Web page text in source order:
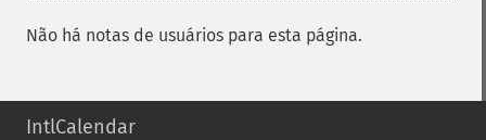
Não há notas de usuários para esta página.
IntlCalendar